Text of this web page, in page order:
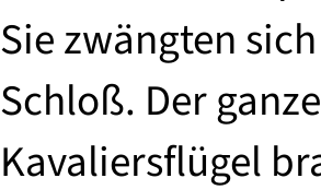
Sie zwängten
Schloß. Der
Kavaliersflügel